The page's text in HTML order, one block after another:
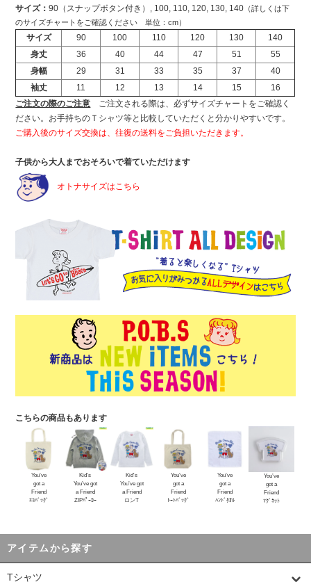
サイズ：90（スナップボタン付き）, 100, 110, 120, 130, 140 （詳しくは下
のサイズチャートをご確認ください 単位：cm）
サイズ 90 100 110 120 130
140
身丈
36 40 44 47 51
55
身幅
29 31 33 35 37
40
袖丈
11 12 13 14 15
16
ご注文の際のご注意 ご注文される際は、必ずサイズチャートをご確認く
ださい。お手持ちのＴシャツ等と比較していただくと分かりやすいです。
ご購入後のサイズ交換は、往復の送料をご負担いただきます。
子供から大人までおそろいで着ていただけます
オトナサイズはこちら
こちらの商品もあります
You’ve
got a
Friend
ｴｺﾊﾞｯｸﾞ
Kid's
You’ve got
a Friend
ZIPﾊﾟｰｶｰ
Kid's
You’ve got
a Friend
ロンT
You’ve
got a
Friend
ﾄｰﾄﾊﾞｯｸﾞ
You’ve
got a
Friend
ﾊﾝﾄﾞﾀｵﾙ
You’ve
got a
Friend
ﾏｸﾞﾈｯﾄ
アイテムから探す
Tシャツ